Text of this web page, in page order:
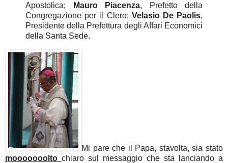
Apostolica;
Mauro Piacenza, Prefetto della
Congregazione per il Clero; Velasio De Paolis,
Presidente della Prefettura degli Affari Economici
della Santa Sede.
Mi pare che il Papa, stavolta, sia stato
mooooooolto chiaro sul messaggio che sta lanciando a